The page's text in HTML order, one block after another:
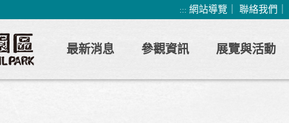
::: 網站導覽 聯絡我們
最新消息 參觀資訊 展覽與活動